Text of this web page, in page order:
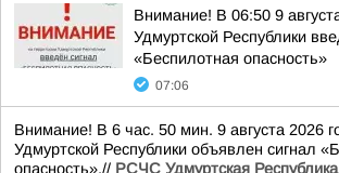
Внимание! В 06:50 9
Удмуртской Республики
«Беспилотная опасность»
07:06
Внимание! В 6 час. 50 мин. 9 августа 2026
Удмуртской Республики объявлен сигнал
опасность».// РСЧС Удмуртская Республика